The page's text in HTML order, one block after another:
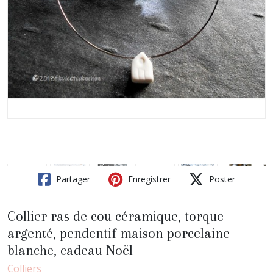
Partager Enregistrer Poster
Collier ras de cou céramique, torque
argenté, pendentif maison porcelaine
blanche, cadeau Noël
Colliers